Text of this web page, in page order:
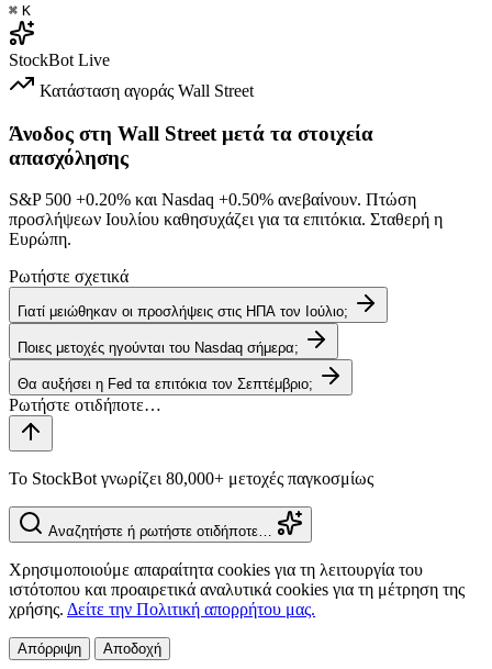
⌘ K
StockBot Live
Κατάσταση αγοράς Wall Street
Άνοδος στη Wall Street μετά τα στοιχεία
απασχόλησης
S&P 500 +0.20% και Nasdaq +0.50% ανεβαίνουν. Πτώση
προσλήψεων Ιουλίου καθησυχάζει για τα επιτόκια. Σταθερή η
Ευρώπη.
Ρωτήστε σχετικά
Γιατί μειώθηκαν οι προσλήψεις στις ΗΠΑ τον Ιούλιο;
Ποιες μετοχές ηγούνται του Nasdaq σήμερα;
Θα αυξήσει η Fed τα επιτόκια τον Σεπτέμβριο;
Το StockBot γνωρίζει 80,000+ μετοχές παγκοσμίως
Αναζητήστε ή ρωτήστε οτιδήποτε…
Χρησιμοποιούμε απαραίτητα cookies για τη λειτουργία του
ιστότοπου και προαιρετικά αναλυτικά cookies για τη μέτρηση της
χρήσης. Δείτε την Πολιτική απορρήτου μας.
Απόρριψη Αποδοχή